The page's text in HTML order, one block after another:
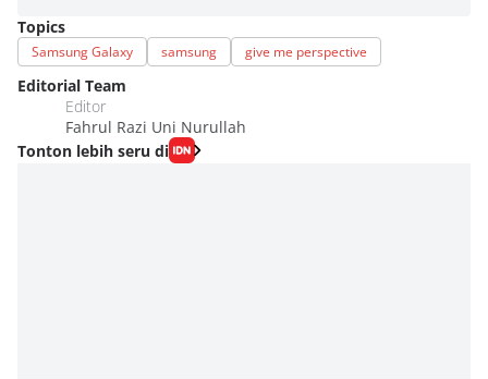
Topics
Samsung Galaxy samsung give me perspective
Editorial Team
Editor
Fahrul Razi Uni Nurullah
Tonton lebih seru di